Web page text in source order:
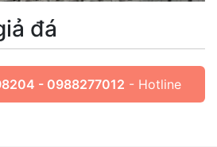
đá
- 0988277012 - Hotline